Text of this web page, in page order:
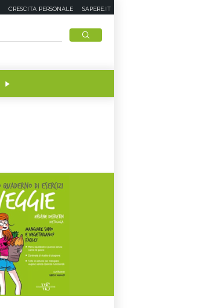
CRESCITA PERSONALE SAPERE.IT